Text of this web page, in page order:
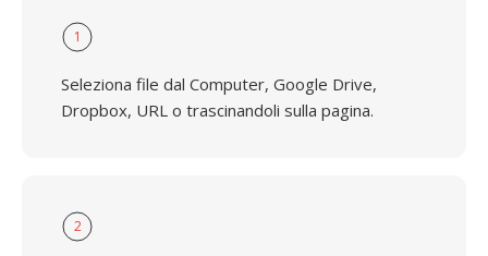
1
Seleziona file dal Computer, Google Drive,
Dropbox, URL o trascinandoli sulla pagina.
2